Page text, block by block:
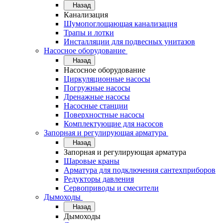
Назад
Канализация
Шумопоглощающая канализация
Трапы и лотки
Инсталляции для подвесных унитазов
Насосное оборудование
Назад
Насосное оборудование
Циркуляционные насосы
Погружные насосы
Дренажные насосы
Насосные станции
Поверхностные насосы
Комплектующие для насосов
Запорная и регулирующая арматура
Назад
Запорная и регулирующая арматура
Шаровые краны
Арматура для подключения сантехприборов
Редукторы давления
Сервоприводы и смесители
Дымоходы
Назад
Дымоходы